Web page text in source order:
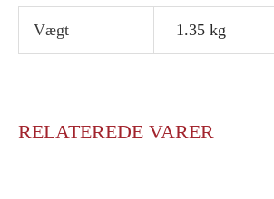
Vægt 1.35 kg
RELATEREDE VARER